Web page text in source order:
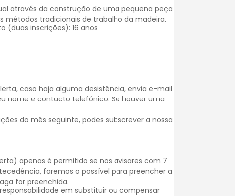
através da construção de uma pequena peça
métodos tradicionais de trabalho da madeira.
(duas inscrições): 16 anos
caso haja alguma desistência, envia e-mail
nome e contacto telefónico. Se houver uma
do mês seguinte, podes subscrever a nossa
apenas é permitido se nos avisares com 7
faremos o possível para preencher a
for preenchida.
em substituir ou compensar